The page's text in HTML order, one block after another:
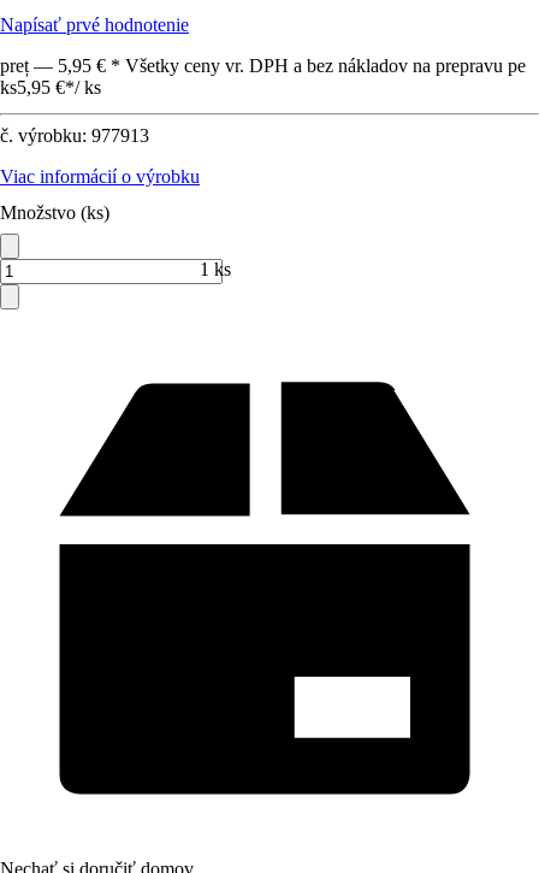
Napísať prvé hodnotenie
preț — 5,95 € * Všetky ceny vr. DPH a bez nákladov na prepravu pe
ks5,95 €*/ ks
č. výrobku: 977913
Viac informácií o výrobku
Množstvo (ks)
1 ks
Nechať si doručiť domov